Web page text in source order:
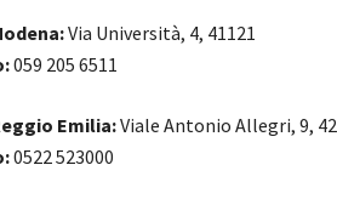
Via Università, 4, 41121
059 205 6511
Emilia:Viale Antonio Allegri, 9,
0522 523000